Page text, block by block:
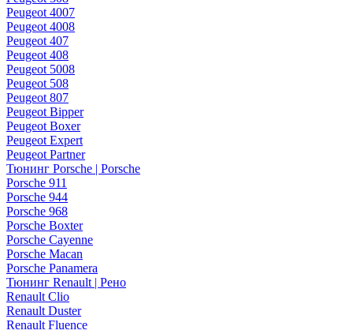
Peugeot 4007
Peugeot 4008
Peugeot 407
Peugeot 408
Peugeot 5008
Peugeot 508
Peugeot 807
Peugeot Bipper
Peugeot Boxer
Peugeot Expert
Peugeot Partner
Тюнинг Porsche | Porsche
Porsche 911
Porsche 944
Porsche 968
Porsche Boxter
Porsche Cayenne
Porsche Macan
Porsche Panamera
Тюнинг Renault | Рено
Renault Clio
Renault Duster
Renault Fluence